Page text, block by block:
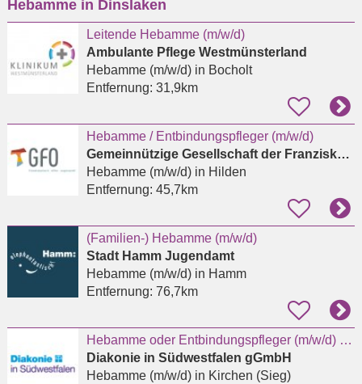
eingeben
Hebamme in Dinslaken
Leitende Hebamme (m/w/d)
Ambulante Pflege Westmünsterland
Hebamme (m/w/d)in Bocholt
Entfernung: 31,9km
Hebamme / Entbindungspfleger (m/w/d)
Gemeinnützige Gesellschaft der Franziskanerinnen zu Olpe mbH
Hebamme (m/w/d)in Hilden
Entfernung: 45,7km
(Familien-) Hebamme (m/w/d)
Stadt Hamm Jugendamt
Hebamme (m/w/d)in Hamm
Entfernung: 76,7km
Hebamme oder Entbindungspfleger (m/w/d) für das Kreißsaal-Team in Kirchen
Diakonie in Südwestfalen gGmbH
Hebamme (m/w/d)in Kirchen (Sieg)